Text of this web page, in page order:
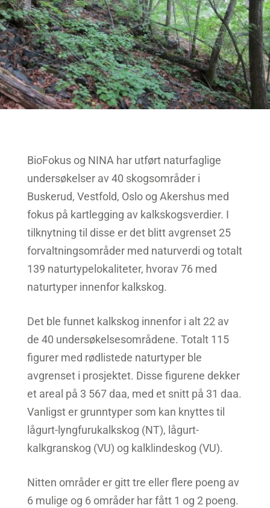
BioFokus og NINA har utført naturfaglige
undersøkelser av 40 skogsområder i
Buskerud, Vestfold, Oslo og Akershus med
fokus på kartlegging av kalkskogsverdier. I
tilknytning til disse er det blitt avgrenset 25
forvaltningsområder med naturverdi og totalt
139 naturtypelokaliteter, hvorav 76 med
naturtyper innenfor kalkskog.
Det ble funnet kalkskog innenfor i alt 22 av
de 40 undersøkelsesområdene. Totalt 115
figurer med rødlistede naturtyper ble
avgrenset i prosjektet. Disse figurene dekker
et areal på 3 567 daa, med et snitt på 31 daa.
Vanligst er grunntyper som kan knyttes til
lågurt-lyngfurukalkskog (NT), lågurt-
kalkgranskog (VU) og kalklindeskog (VU).
Nitten områder er gitt tre eller flere poeng av
6 mulige og 6 områder har fått 1 og 2 poeng.